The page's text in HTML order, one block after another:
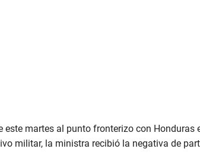
martes al punto fronterizo con Honduras
militar, la ministra recibió la negativa de